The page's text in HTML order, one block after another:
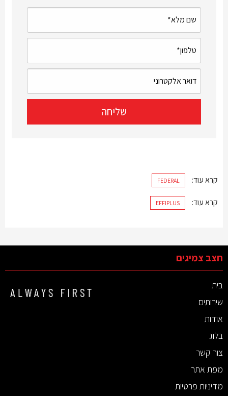
קרא עוד: FEDERAL
קרא עוד: EFFIPLUS
חצב צמיגים
בית
שירותים
אודות
בלוג
צור קשר
מפת אתר
מדיניות פרטיות